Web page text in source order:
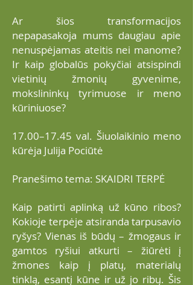
Ar šios transformacijos
nepapasakoja mums daugiau apie
nenuspėjamas ateitis nei manome?
Ir kaip globalūs pokyčiai atsispindi
vietinių žmonių gyvenime,
mokslininkų tyrimuose ir meno
kūriniuose?
17.00–17.45 val. Šiuolaikinio meno
kūrėja Julija Pociūtė
Pranešimo tema: SKAIDRI TERPĖ
Kaip patirti aplinką už kūno ribos?
Kokioje terpėje atsiranda tarpusavio
ryšys? Vienas iš būdų – žmogaus ir
gamtos ryšiui atkurti – žiūrėti į
žmones kaip į platų, materialų
tinklą, esantį kūne ir už jo ribų. Šis